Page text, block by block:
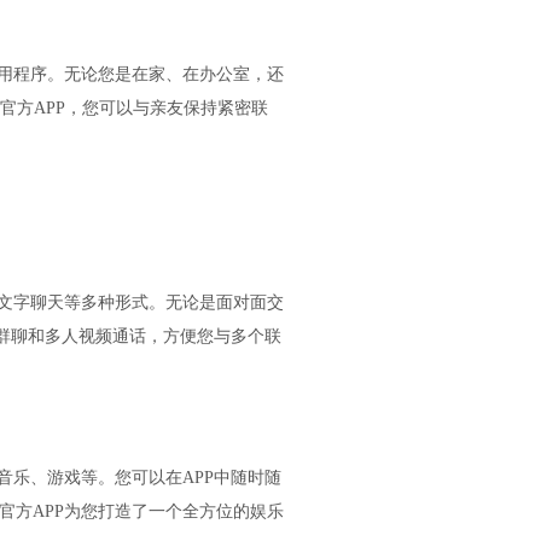
程序。无论您是在家、在办公室，还
方APP，您可以与亲友保持紧密联
字聊天等多种形式。无论是面对面交
聊和多人视频通话，方便您与多个联
乐、游戏等。您可以在APP中随时随
方APP为您打造了一个全方位的娱乐